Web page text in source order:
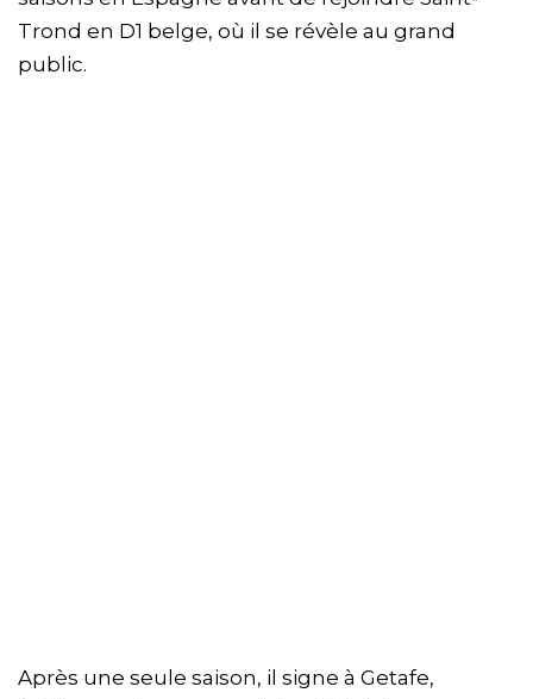
Trond en D1 belge, où il se révèle au grand
public.
Après une seule saison, il signe à Getafe,